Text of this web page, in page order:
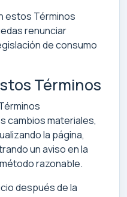
estos Términos
renunciar
de consumo
Términos
cambios materiales,
la página,
un aviso en la
razonable.
después de la